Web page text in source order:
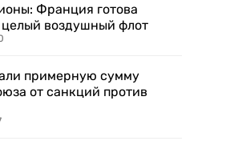
Франция готова
воздушный флот
примерную сумму
от санкций против